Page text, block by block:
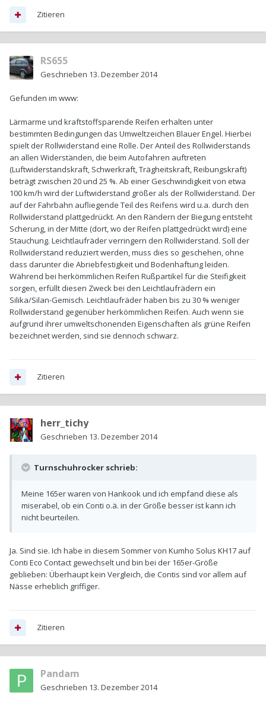
Zitieren
RS655
Geschrieben 13. Dezember 2014
Gefunden im www:
Lärmarme und kraftstoffsparende Reifen erhalten unter
bestimmten Bedingungen das Umweltzeichen Blauer Engel. Hierbei
spielt der Rollwiderstand eine Rolle. Der Anteil des Rollwiderstands
an allen Widerständen, die beim Autofahren auftreten
(Luftwiderstandskraft, Schwerkraft, Trägheitskraft, Reibungskraft)
beträgt zwischen 20 und 25 %. Ab einer Geschwindigkeit von etwa
100 km/h wird der Luftwiderstand größer als der Rollwiderstand. Der
auf der Fahrbahn aufliegende Teil des Reifens wird u.a. durch den
Rollwiderstand plattgedrückt. An den Rändern der Biegung entsteht
Scherung, in der Mitte (dort, wo der Reifen plattgedrückt wird) eine
Stauchung. Leichtlaufräder verringern den Rollwiderstand. Soll der
Rollwiderstand reduziert werden, muss dies so geschehen, ohne
dass darunter die Abriebfestigkeit und Bodenhaftung leiden.
Während bei herkömmlichen Reifen Rußpartikel für die Steifigkeit
sorgen, erfüllt diesen Zweck bei den Leichtlaufrädern ein
Silika/Silan-Gemisch. Leichtlaufräder haben bis zu 30 % weniger
Rollwiderstand gegenüber herkömmlichen Reifen. Auch wenn sie
aufgrund ihrer umweltschonenden Eigenschaften als grüne Reifen
bezeichnet werden, sind sie dennoch schwarz.
Zitieren
herr_tichy
Geschrieben 13. Dezember 2014
Turnschuhrocker schrieb:
Meine 165er waren von Hankook und ich empfand diese als
miserabel, ob ein Conti o.ä. in der Größe besser ist kann ich
nicht beurteilen.
Ja. Sind sie. Ich habe in diesem Sommer von Kumho Solus KH17 auf
Conti Eco Contact gewechselt und bin bei der 165er-Größe
geblieben: Überhaupt kein Vergleich, die Contis sind vor allem auf
Nässe erheblich griffiger.
Zitieren
Pandam
Geschrieben 13. Dezember 2014